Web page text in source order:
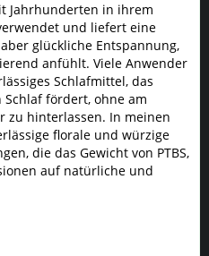
Jahrhunderten in ihrem
und liefert eine
glückliche Entspannung,
anfühlt. Viele Anwender
Schlafmittel, das
fördert, ohne am
zu hinterlassen. In meinen
florale und würzige
die das Gewicht von PTBS,
auf natürliche und